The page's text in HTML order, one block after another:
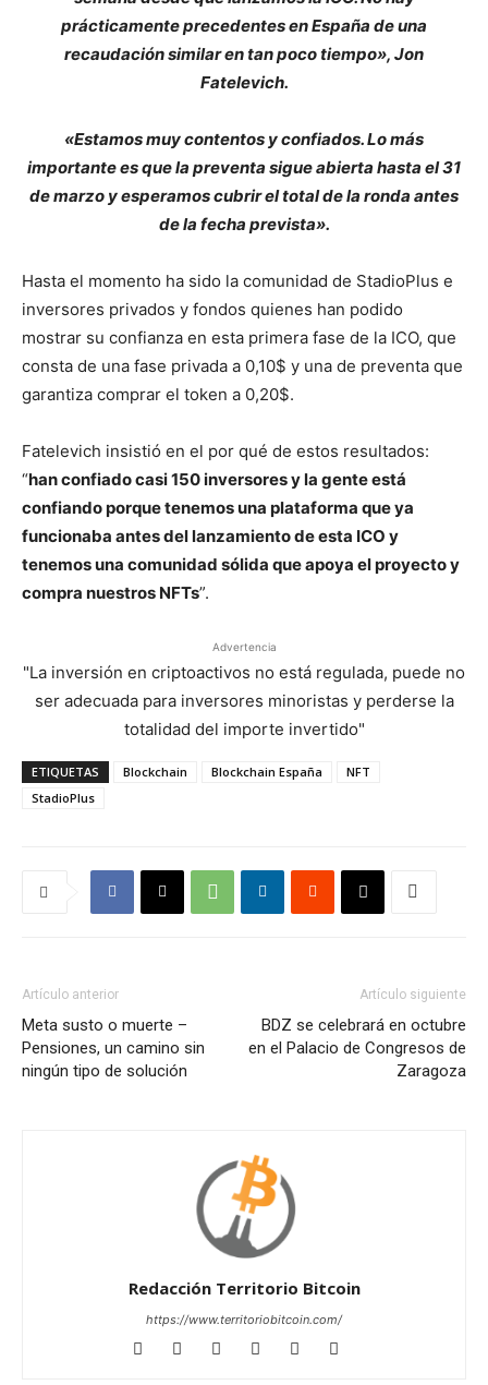
prácticamente precedentes en España de una
recaudación similar en tan poco tiempo», Jon
Fatelevich.
«Estamos muy contentos y confiados. Lo más
importante es que la preventa sigue abierta hasta el 31
de marzo y esperamos cubrir el total de la ronda antes
de la fecha prevista».
Hasta el momento ha sido la comunidad de StadioPlus e
inversores privados y fondos quienes han podido
mostrar su confianza en esta primera fase de la ICO, que
consta de una fase privada a 0,10$ y una de preventa que
garantiza comprar el token a 0,20$.
Fatelevich insistió en el por qué de estos resultados:
“han confiado casi 150 inversores y la gente está
confiando porque tenemos una plataforma que ya
funcionaba antes del lanzamiento de esta ICO y
tenemos una comunidad sólida que apoya el proyecto y
compra nuestros NFTs”.
Advertencia
"La inversión en criptoactivos no está regulada, puede no
ser adecuada para inversores minoristas y perderse la
totalidad del importe invertido"
ETIQUETAS Blockchain Blockchain España
NFT
StadioPlus
Artículo anterior
Meta susto o muerte –
Pensiones, un camino sin
ningún tipo de solución
Artículo siguiente
BDZ se celebrará en octubre
en el Palacio de Congresos de
Zaragoza
Redacción Territorio Bitcoin
https://www.territoriobitcoin.com/